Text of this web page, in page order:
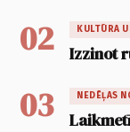
02 KULTŪRA
Izzinot
03 NEDĒĻAS